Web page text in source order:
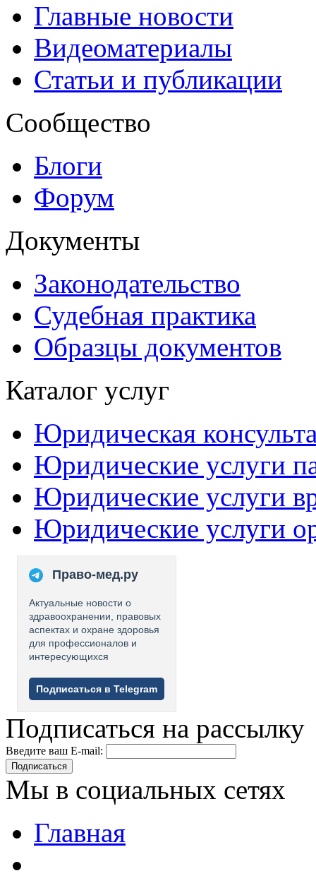
Главные новости
Видеоматериалы
Статьи и публикации
Сообщество
Блоги
Форум
Документы
Законодательство
Судебная практика
Образцы документов
Каталог услуг
Юридическая
Юридические услуги
Юридические услуги
Юридические услуги
Право-мед.ру
Актуальные новости о
здравоохранении, правовых
аспектах и охране здоровья
для профессионалов и
интересующихся
Подписаться в Telegram
Подписаться на рассылку
Введите ваш E-mail:
Подписаться
Мы в социальных сетях
Главная